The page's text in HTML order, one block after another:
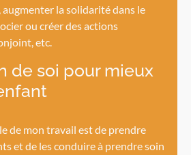
augmenter la solidarité dans le
ou créer des actions
etc.
de soi pour mieux
de mon travail est de prendre
et de les conduire à prendre soin